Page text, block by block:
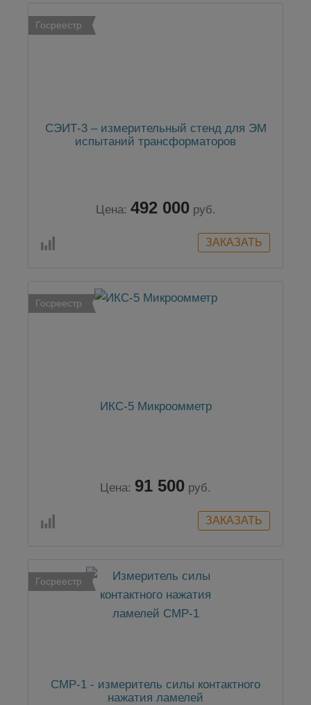
Госреестр
СЭИТ-3 – измерительный стенд для ЭМ
испытаний трансформаторов
Цена: 492 000 руб.
Госреестр
ИКС-5 Микроомметр
Цена: 91 500 руб.
Госреестр
СМР-1 - измеритель силы контактного
нажатия ламелей